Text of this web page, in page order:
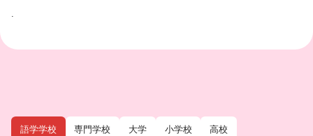
.
語学学校 専門学校 大学 小学校 高校